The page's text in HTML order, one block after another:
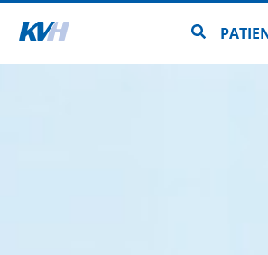
Zur Startseite Zur